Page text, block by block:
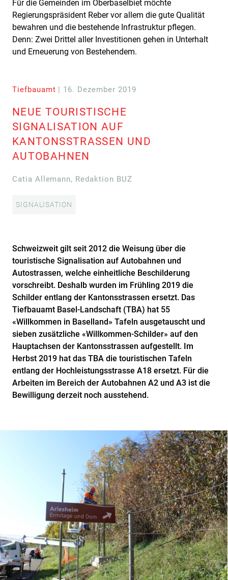
Für die Gemeinden im Oberbaselbiet möchte
Regierungspräsident Reber vor allem die gute Qualität
bewahren und die bestehende Infrastruktur pflegen.
Denn: Zwei Drittel aller Investitionen gehen in Unterhalt
und Erneuerung von Bestehendem.
Tiefbauamt | 16. Dezember 2019
NEUE TOURISTISCHE
SIGNALISATION AUF
KANTONSSTRASSEN UND
AUTOBAHNEN
Catia Allemann, Redaktion BUZ
SIGNALISATION
Schweizweit gilt seit 2012 die Weisung über die
touristische Signalisation auf Autobahnen und
Autostrassen, welche einheitliche Beschilderung
vorschreibt. Deshalb wurden im Frühling 2019 die
Schilder entlang der Kantonsstrassen ersetzt. Das
Tiefbauamt Basel-Landschaft (TBA) hat 55
«Willkommen in Baselland» Tafeln ausgetauscht und
sieben zusätzliche «Willkommen-Schilder» auf den
Hauptachsen der Kantonsstrassen aufgestellt. Im
Herbst 2019 hat das TBA die touristischen Tafeln
entlang der Hochleistungsstrasse A18 ersetzt. Für die
Arbeiten im Bereich der Autobahnen A2 und A3 ist die
Bewilligung derzeit noch ausstehend.